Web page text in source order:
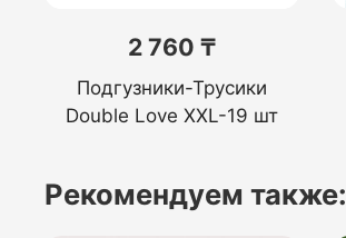
2 760 ₸
Подгузники-Трусики
Double Love XXL-19 шт
Рекомендуем также: